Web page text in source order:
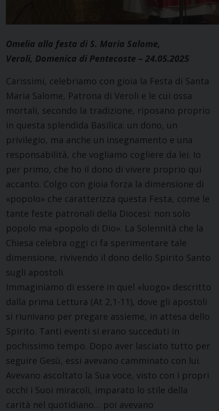
Omelia alla festa di S. Maria Salome,
Veroli, Domenica di Pentecoste – 24.05.2025
Carissimi, celebriamo con gioia la Festa di Santa
Maria Salome, Patrona di Veroli e le cui ossa
mortali, secondo la tradizione, riposano proprio
in questa splendida Basilica: un dono, un
privilegio, ma anche un insegnamento e una
responsabilità, che vogliamo cogliere da lei. Io
per primo, che ho il dono di vivere proprio qui
accanto. Colgo con gioia forza la dimensione di
«popolo» che caratterizza questa Festa, come le
tante feste patronali della Diocesi: non solo
popolo ma «popolo di Dio». La Solennità che la
Chiesa celebra oggi ci fa sperimentare tale
dimensione, rivivendo il dono dello Spirito Santo
sugli apostoli.
Immaginiamo di essere in quel «luogo» descritto
dalla prima Lettura (At 2,1-11), dove gli apostoli
si riunivano per pregare assieme, in attesa dello
Spirito. Tanti eventi si erano succeduti in
pochissimo tempo. Dopo aver lasciato tutto per
seguire Gesù, essi avevano camminato con lui.
Avevano ascoltato la Sua voce, visto con i propri
occhi i Suoi miracoli, imparato lo stile della
carità nel quotidiano… poi avevano